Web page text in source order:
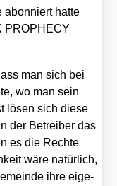
abon­niert hat­te
PROPHECY
man sich bei
wo man sein
lösen sich die­se
der Betrei­ber das
es die Rech­te
wäre natür­lich,
ihre eige­